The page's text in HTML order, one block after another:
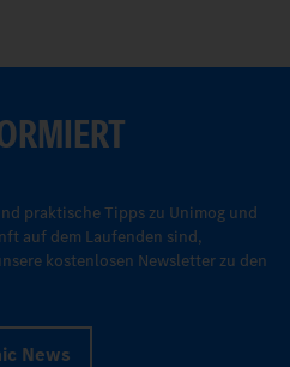
praktische Tipps zu Unimog und
auf dem Laufenden sind,
kostenlosen Newsletter zu den
News